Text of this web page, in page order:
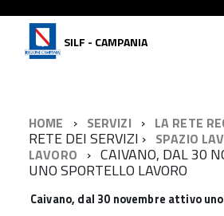
SILF - CAMPANIA
HOME SERVIZI LA RETE
RETE DEI SERVIZI SPAZIO
LAVORO
CAIVANO, DAL 30
UNO SPORTELLO LAVORO
Caivano, dal 30 novembre attivo